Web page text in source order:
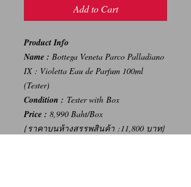
Add to Cart
Product Info
Name : Bottega Veneta Parco Palladiano
IX : Violetta Eau de Parfum 100ml
(Tester)
Condition : Tester with Box
Price : 8,990 Baht/Box
{ราคาบนห้างสรรพสินค้า :11,800 บาท}